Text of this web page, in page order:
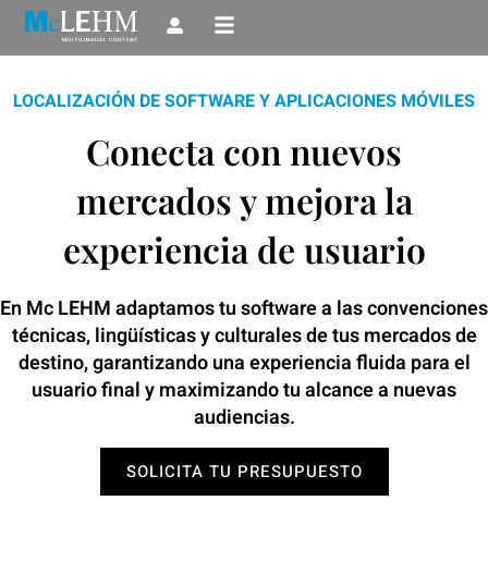
LOCALIZACIÓN DE SOFTWARE Y APLICACIONES MÓVILES
Conecta con nuevos
mercados y mejora la
experiencia de usuario
En Mc LEHM adaptamos tu software a las convenciones
técnicas, lingüísticas y culturales de tus mercados de
destino, garantizando una experiencia fluida para el
usuario final y maximizando tu alcance a nuevas
audiencias.
SOLICITA TU PRESUPUESTO